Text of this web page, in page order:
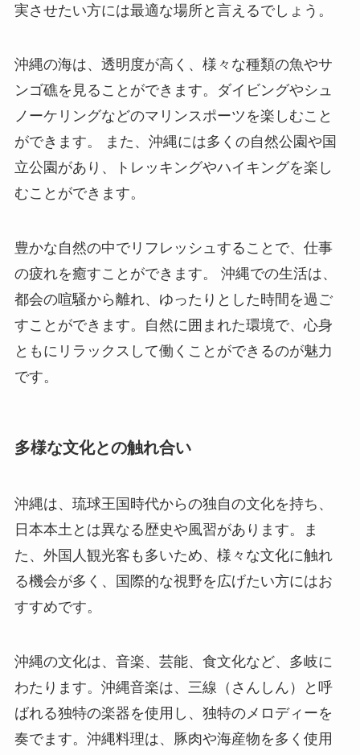
実させたい方には最適な場所と言えるでしょう。
沖縄の海は、透明度が高く、様々な種類の魚やサ
ンゴ礁を見ることができます。ダイビングやシュ
ノーケリングなどのマリンスポーツを楽しむこと
ができます。 また、沖縄には多くの自然公園や国
立公園があり、トレッキングやハイキングを楽し
むことができます。
豊かな自然の中でリフレッシュすることで、仕事
の疲れを癒すことができます。 沖縄での生活は、
都会の喧騒から離れ、ゆったりとした時間を過ご
すことができます。自然に囲まれた環境で、心身
ともにリラックスして働くことができるのが魅力
です。
多様な文化との触れ合い
沖縄は、琉球王国時代からの独自の文化を持ち、
日本本土とは異なる歴史や風習があります。ま
た、外国人観光客も多いため、様々な文化に触れ
る機会が多く、国際的な視野を広げたい方にはお
すすめです。
沖縄の文化は、音楽、芸能、食文化など、多岐に
わたります。沖縄音楽は、三線（さんしん）と呼
ばれる独特の楽器を使用し、独特のメロディーを
奏でます。沖縄料理は、豚肉や海産物を多く使用